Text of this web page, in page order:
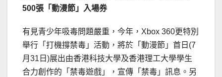
500張「動漫節」入場券
有見青少年吸毒問題嚴重，今年，Xbox 360更特別
舉行「打機撐禁毒」活動，將於「動漫節」首日(7
月31日)展出由香港科技大學及香港理工大學學生
合力創作的「禁毒遊戲」，宣傳「禁毒」訊息。另